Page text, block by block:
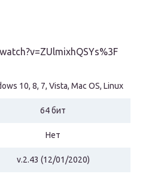
10, 8, 7, Vista, Mac OS, Linux
64 бит
Нет
v.2.43 (12/01/2020)